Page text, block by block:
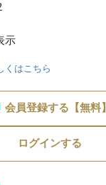
示
くはこちら
会員登録する【無料】
ログインする